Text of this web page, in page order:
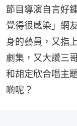
節目導演自言好
覺得很感染」網
身的藝員，又指
劇集，又大讚三
和胡定欣合唱主
啲呢？